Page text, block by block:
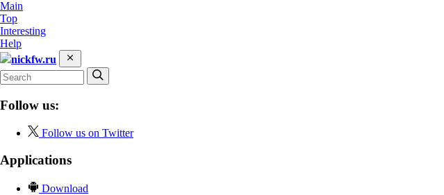
Main
Top
Interesting
Help
nickfw.ru
Follow us:
Follow us on Twitter
Applications
Download